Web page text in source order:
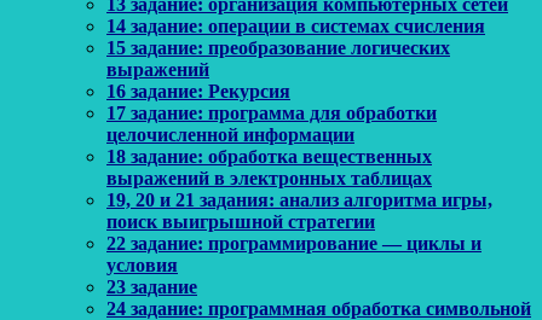
13 задание: организация компьютерных сетей
14 задание: операции в системах счисления
15 задание: преобразование логических
выражений
16 задание: Рекурсия
17 задание: программа для обработки
целочисленной информации
18 задание: обработка вещественных
выражений в электронных таблицах
19, 20 и 21 задания: анализ алгоритма игры,
поиск выигрышной стратегии
22 задание: программирование — циклы и
условия
23 задание
24 задание: программная обработка символьной